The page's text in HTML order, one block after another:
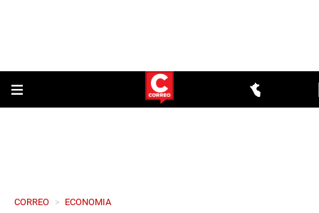
CORREO > ECONOMIA